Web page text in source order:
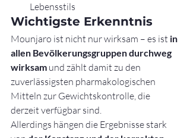
Lebensstils
Wichtigste Erkenntnis
Mounjaro ist nicht nur wirksam – es ist in
allen Bevölkerungsgruppen durchweg
wirksam und zählt damit zu den
zuverlässigsten pharmakologischen
Mitteln zur Gewichtskontrolle, die
derzeit verfügbar sind.
Allerdings hängen die Ergebnisse stark